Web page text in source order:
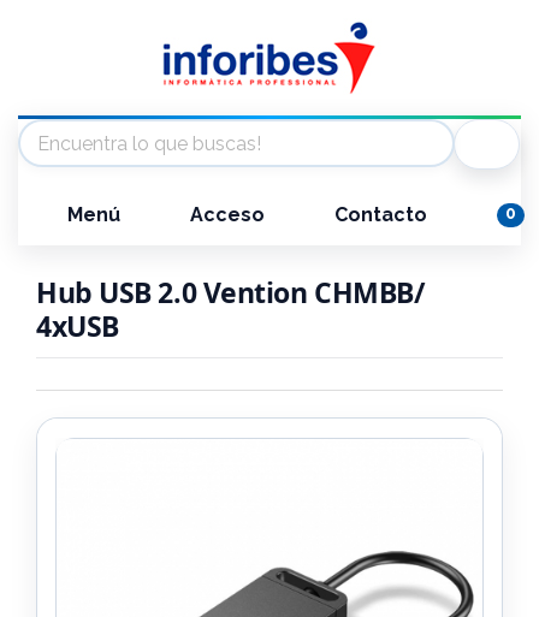
Menú Acceso Contacto 0
Hub USB 2.0 Vention CHMBB/
4xUSB